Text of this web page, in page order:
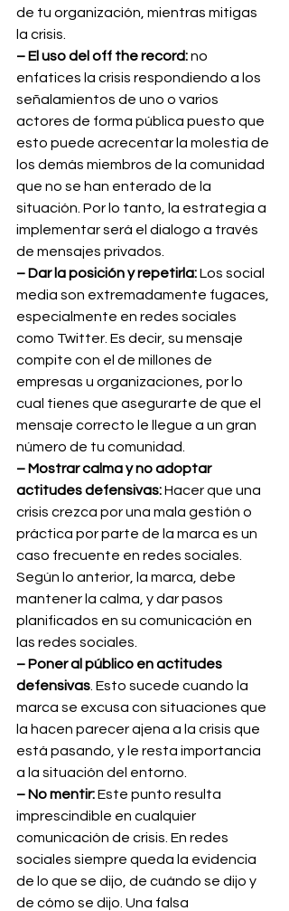
de tu organización, mientras mitigas
la crisis.
– El uso del off the record: no
enfatices la crisis respondiendo a los
señalamientos de uno o varios
actores de forma pública puesto que
esto puede acrecentar la molestia de
los demás miembros de la comunidad
que no se han enterado de la
situación. Por lo tanto, la estrategia a
implementar será el dialogo a través
de mensajes privados.
– Dar la posición y repetirla: Los social
media son extremadamente fugaces,
especialmente en redes sociales
como Twitter. Es decir, su mensaje
compite con el de millones de
empresas u organizaciones, por lo
cual tienes que asegurarte de que el
mensaje correcto le llegue a un gran
número de tu comunidad.
– Mostrar calma y no adoptar
actitudes defensivas: Hacer que una
crisis crezca por una mala gestión o
práctica por parte de la marca es un
caso frecuente en redes sociales.
Según lo anterior, la marca, debe
mantener la calma, y dar pasos
planificados en su comunicación en
las redes sociales.
– Poner al público en actitudes
defensivas . Esto sucede cuando la
marca se excusa con situaciones que
la hacen parecer ajena a la crisis que
está pasando, y le resta importancia
a la situación del entorno.
– No mentir: Este punto resulta
imprescindible en cualquier
comunicación de crisis. En redes
sociales siempre queda la evidencia
de lo que se dijo, de cuándo se dijo y
de cómo se dijo. Una falsa